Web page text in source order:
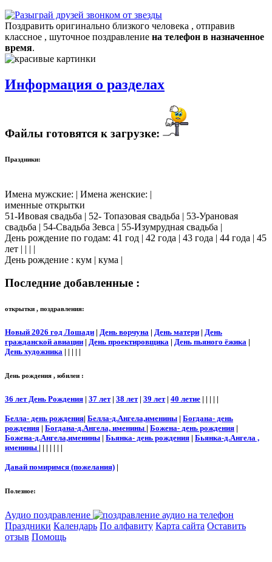
Поздравить оригинально близкого человека , отправив
классное , шуточное поздравление на телефон в назначенное
время.
Информация о разделах
Файлы готовятся к загрузке:
Праздники:
Имена мужские: | Имена женские: |
именные открытки
51-Ивовая свадьба | 52- Топазовая свадьба | 53-Урановая
свадьба | 54-Свадьба Зевса | 55-Изумрудная свадьба |
День рождение по годам: 41 год | 42 года | 43 года | 44 года | 45
лет | | | |
День рождение : кум | кума |
Последние добавленные :
открытки , поздравления:
Новый 2026 год Лошади | День ворчуна | День матери | День
гражданской авиации | День проектировщика | День пьяного ёжика |
День художника | | | | |
День рождения , юбилеи :
36 лет День Рождения | 37 лет| 38 лет| 39 лет| 40 летие | | | | |
Белла- день рождения| Белла-д.Ангела,именины | Богдана- день
рождения | Богдана-д.Ангела, именины | Божена- день рождения |
Божена-д.Ангела,именины | Бьянка- день рождения | Бьянка-д.Ангела ,
именины | | | | | | |
Давай помиримся (пожелания) |
Полезное:
Аудио поздравление
Праздники Календарь По алфавиту Карта сайта Оставить
отзыв Помощь